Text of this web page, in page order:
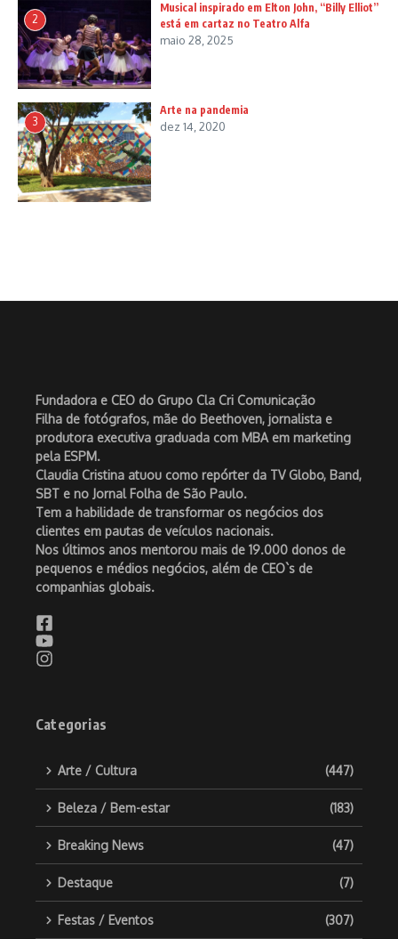
2
Musical inspirado em Elton John, “Billy Elliot”
está em cartaz no Teatro Alfa
maio 28, 2025
3
Arte na pandemia
dez 14, 2020
Fundadora e CEO do Grupo Cla Cri Comunicação
Filha de fotógrafos, mãe do Beethoven, jornalista e
produtora executiva graduada com MBA em marketing
pela ESPM.
Claudia Cristina atuou como repórter da TV Globo, Band,
SBT e no Jornal Folha de São Paulo.
Tem a habilidade de transformar os negócios dos
clientes em pautas de veículos nacionais.
Nos últimos anos mentorou mais de 19.000 donos de
pequenos e médios negócios, além de CEO`s de
companhias globais.
Categorias
Arte / Cultura (447)
Beleza / Bem-estar (183)
Breaking News (47)
Destaque (7)
Festas / Eventos (307)